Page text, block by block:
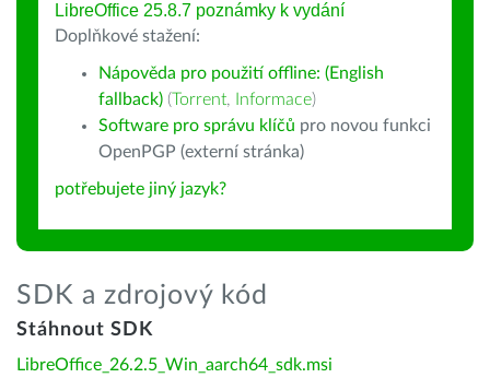
LibreOffice 25.8.7 poznámky k vydání
Doplňkové stažení:
Nápověda pro použití offline: (English
fallback) (Torrent, Informace)
Software pro správu klíčů pro novou funkci
OpenPGP (externí stránka)
potřebujete jiný jazyk?
SDK a zdrojový kód
Stáhnout SDK
LibreOffice_26.2.5_Win_aarch64_sdk.msi